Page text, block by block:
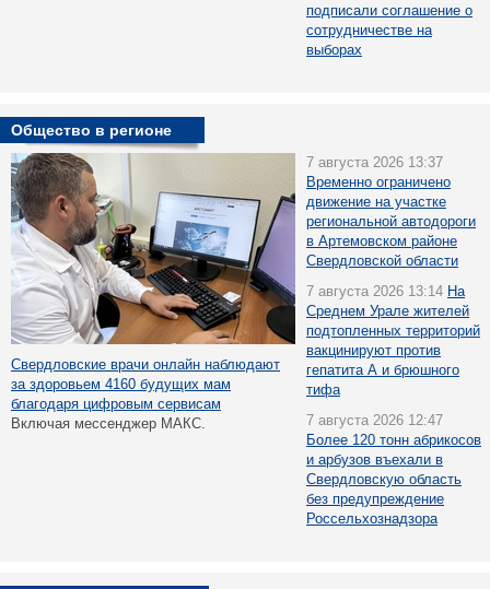
подписали соглашение о
сотрудничестве на
выборах
Общество в регионе
Свердловские врачи онлайн наблюдают
за здоровьем 4160 будущих мам
благодаря цифровым сервисам
Включая мессенджер МАКС.
7 августа 2026 13:37
Временно ограничено
движение на участке
региональной автодороги
в Артемовском районе
Свердловской области
7 августа 2026 13:14 На
Среднем Урале жителей
подтопленных территорий
вакцинируют против
гепатита А и брюшного
тифа
7 августа 2026 12:47
Более 120 тонн абрикосов
и арбузов въехали в
Свердловскую область
без предупреждение
Россельхознадзора